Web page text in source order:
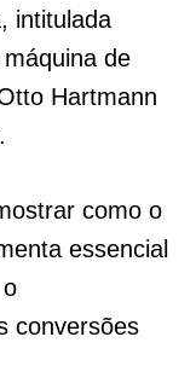
intitulada
de
Hartmann
como o
essencial
conversões